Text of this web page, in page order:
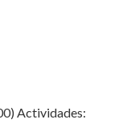
Actividades: